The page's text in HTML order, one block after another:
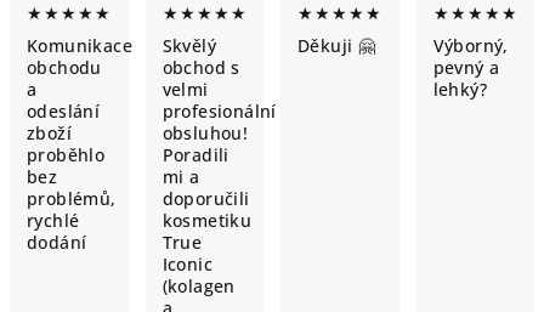
★★★★★
Komunikace
obchodu
a
odeslání
zboží
proběhlo
bez
problémů,
rychlé
dodání
★★★★★
Skvělý
obchod s
velmi
profesionální
obsluhou!
Poradili
mi a
doporučili
kosmetiku
True
Iconic
(kolagen
★★★★★
Děkuji 🤗
★★★★★
Výborný,
pevný a
lehký?